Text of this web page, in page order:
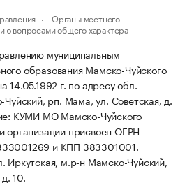
Органы местного
вопросами общего характера
муниципальным
образования Мамско-Чуйского
14.05.1992 г. по адресу обл.
рп. Мама, ул. Советская, д.
КУМИ МО Мамско-Чуйского
организации присвоен ОГРН
и КПП 383301001.
Иркутская, м.р-н Мамско-Чуйский,
10.